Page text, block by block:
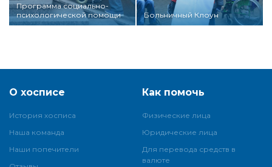
Программа социально-
психологической помощи
Больничный Клоун
О хосписе
История хосписа
Наша команда
Наши попечители
Как помочь
Физические лица
Юридические лица
Для перевода средств в
валюте